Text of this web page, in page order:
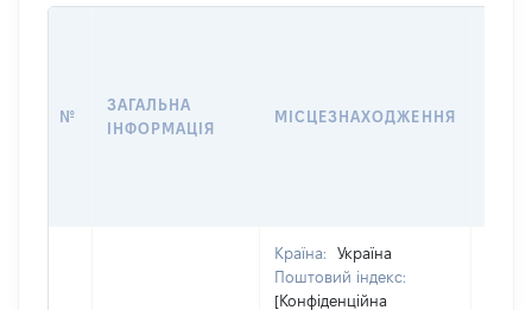
№
ЗАГАЛЬНА
ІНФОРМАЦІЯ
МІСЦЕЗНАХОДЖЕННЯ
Країна:
Україна
Поштовий індекс:
[Конфіденційна